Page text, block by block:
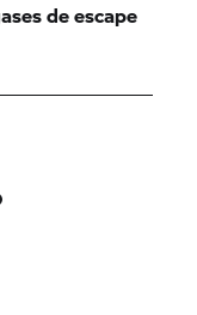
de escape